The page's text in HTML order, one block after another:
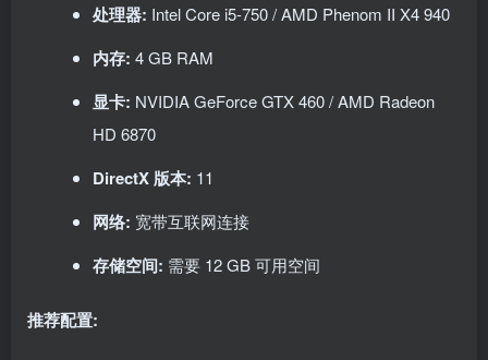
处理器: Intel Core i5-750 / AMD Phenom II X4 940
内存: 4 GB RAM
显卡: NVIDIA GeForce GTX 460 / AMD Radeon
HD 6870
DirectX 版本: 11
网络: 宽带互联网连接
存储空间: 需要 12 GB 可用空间
推荐配置: